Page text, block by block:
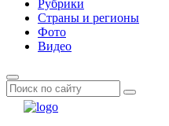
Рубрики
Страны и регионы
Фото
Видео